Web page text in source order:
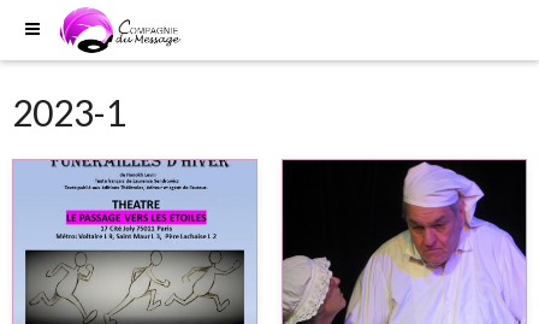
2023-1